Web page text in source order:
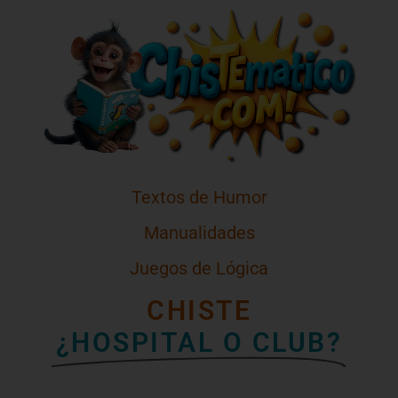
Textos de Humor
Manualidades
Juegos de Lógica
CHISTE
¿HOSPITAL O CLUB?